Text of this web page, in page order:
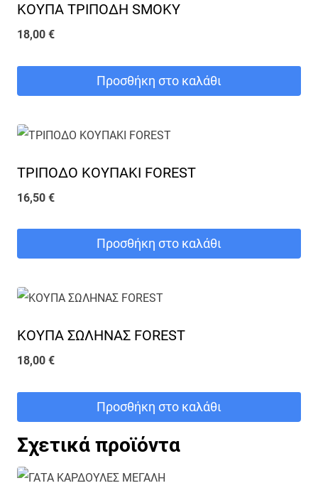
ΚΟΥΠΑ ΤΡΙΠΟΔΗ SMOKY
18,00 €
Προσθήκη στο καλάθι
ΤΡΙΠΟΔΟ ΚΟΥΠΑΚΙ FOREST
16,50 €
Προσθήκη στο καλάθι
ΚΟΥΠΑ ΣΩΛΗΝΑΣ FOREST
18,00 €
Προσθήκη στο καλάθι
Σχετικά προϊόντα